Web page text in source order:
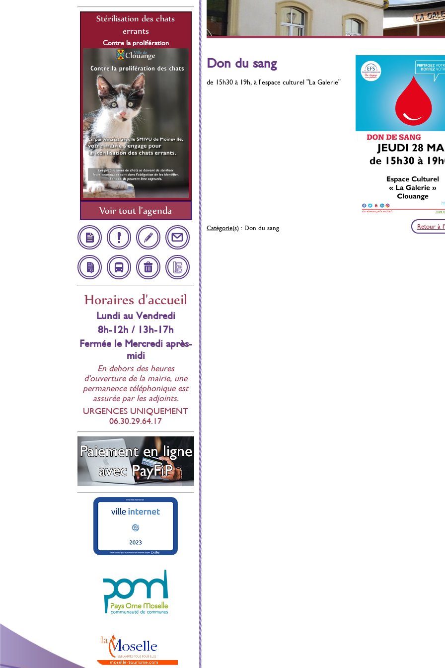
Stérilisation des chats
errants
Contre la prolifération
Du 01 Juillet 2021 au 31
Décembre 2026
Stérilisation des chats
Décembre 2026
Stérilisation des chats
errants
Décembre 2026
Voir tout l'agenda
Démarches
Administratives
Infos
Utiles
Inscription
Scolaire
Contact
Affichage
réglementaire
NavetteDéchetteries
Bulletin
Municipal
Horaires d'accueil
Lundi au Vendredi
8h-12h / 13h-17h
Fermée le Mercredi après-
midi
En dehors des heures
d'ouverture de la mairie, une
permanence téléphonique est
assurée par les adjoints.
URGENCES UNIQUEMENT
06.30.29.64.17
Don du sang
de 15h30 à 19h, à l'espace culturel "La Galerie"
Catégorie(s): Don du sang Retour à